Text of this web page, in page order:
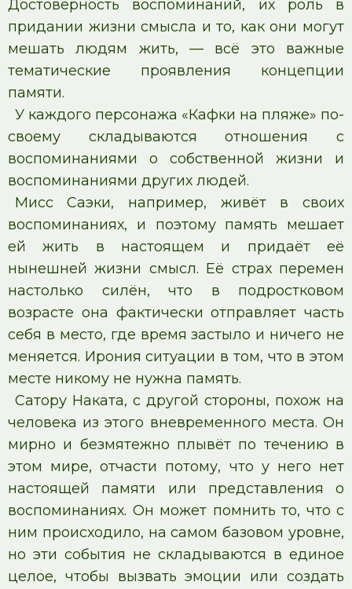
Достоверность воспоминаний, их роль в
придании жизни смысла и то, как они могут
мешать людям жить, — всё это важные
тематические проявления концепции
памяти.
У каждого персонажа «Кафки на пляже» по-
своему складываются отношения с
воспоминаниями о собственной жизни и
воспоминаниями других людей.
Мисс Саэки, например, живёт в своих
воспоминаниях, и поэтому память мешает
ей жить в настоящем и придаёт её
нынешней жизни смысл. Её страх перемен
настолько силён, что в подростковом
возрасте она фактически отправляет часть
себя в место, где время застыло и ничего не
меняется. Ирония ситуации в том, что в этом
месте никому не нужна память.
Сатору Наката, с другой стороны, похож на
человека из этого вневременного места. Он
мирно и безмятежно плывёт по течению в
этом мире, отчасти потому, что у него нет
настоящей памяти или представления о
воспоминаниях. Он может помнить то, что с
ним происходило, на самом базовом уровне,
но эти события не складываются в единое
целое, чтобы вызвать эмоции или создать